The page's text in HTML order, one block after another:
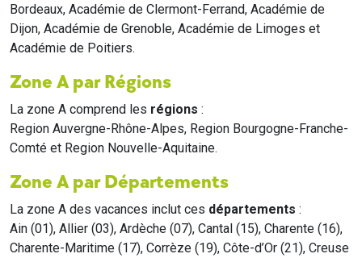
Bordeaux, Académie de Clermont-Ferrand, Académie de
Dijon, Académie de Grenoble, Académie de Limoges et
Académie de Poitiers.
Zone A par Régions
La zone A comprend les régions :
Region Auvergne-Rhône-Alpes, Region Bourgogne-Franche-
Comté et Region Nouvelle-Aquitaine.
Zone A par Départements
La zone A des vacances inclut ces départements :
Ain (01), Allier (03), Ardèche (07), Cantal (15), Charente (16),
Charente-Maritime (17), Corrèze (19), Côte-d’Or (21), Creuse